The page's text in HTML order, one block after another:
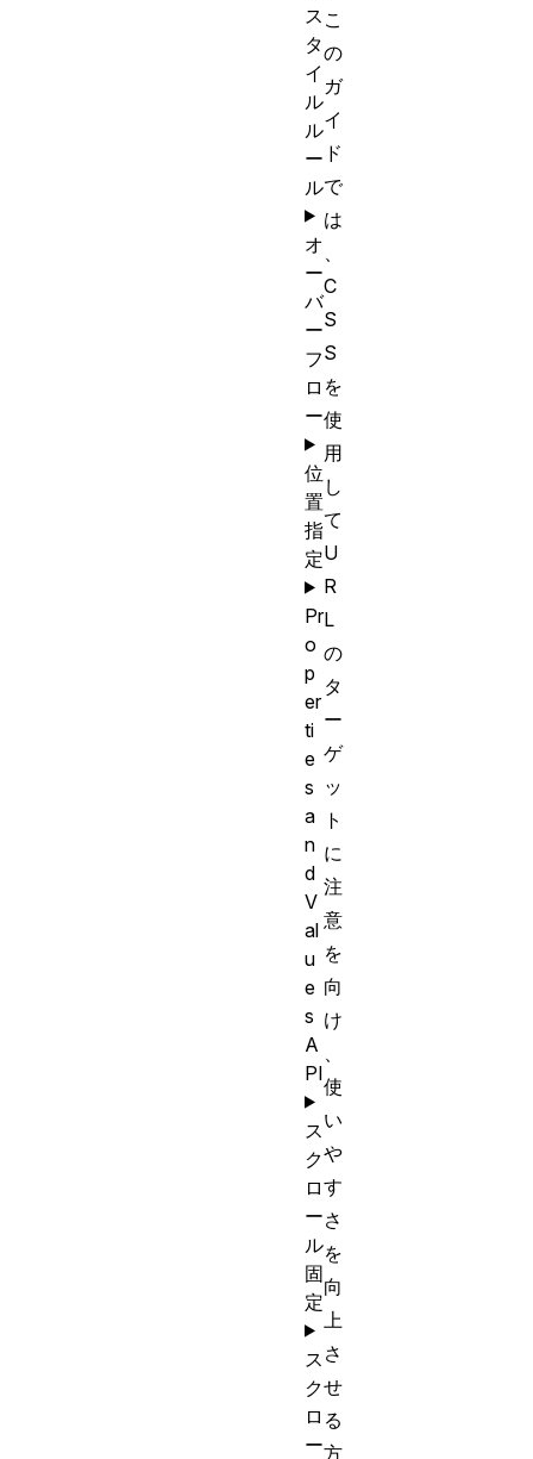
こ
の
ガ
イ
ド
で
は
C
S
S
を
使
用
し
て
U
R
L
の
タ
ー
ゲ
ッ
ト
に
注
意
を
向
け
使
い
や
す
さ
を
向
上
さ
せ
る
方
ス
タ
イ
ル
ル
ー
ル
オ
ー
バ
ー
フ
ロ
ー
位
置
指
定
Pr
o
p
er
ti
e
s
a
n
d
V
al
u
e
s
A
PI
ス
ク
ロ
ー
ル
固
定
ス
ク
ロ
ー